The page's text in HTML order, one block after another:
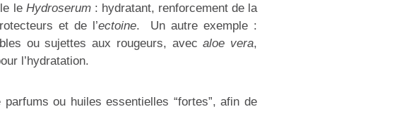
le Hydroserum: hydratant, renforcement de la
et de l’ectoine. Un autre exemple :
ou sujettes aux rougeurs, avecaloe vera,
l’hydratation.
ou huiles essentielles “fortes”, afin de